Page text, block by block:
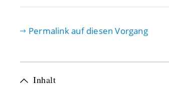
Permalink auf diesen Vorgang
Inhalt